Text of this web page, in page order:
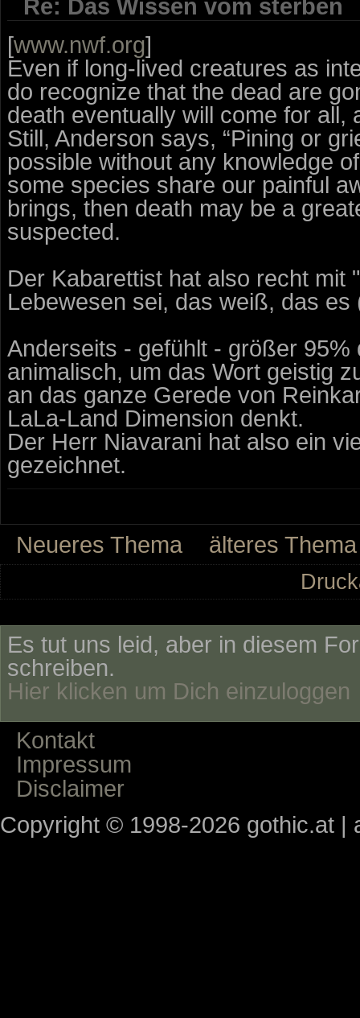
Re: Das Wissen vom sterben
[www.nwf.org]
Even if long-lived creatures as
do recognize that the dead are
death eventually will come for
Still, Anderson says, “Pining or
possible without any knowledge
some species share our painful
brings, then death may be a
suspected.
Der Kabarettist hat also recht mit
Lebewesen sei, das weiß, das
Anderseits - gefühlt - größer
animalisch, um das Wort geistig
an das ganze Gerede von
LaLa-Land Dimension denkt.
Der Herr Niavarani hat also ein
gezeichnet.
Neueres Thema älteres Thema
Es tut uns leid, aber in diesem
schreiben.
Hier klicken um Dich einzuloggen
Kontakt
Impressum
Disclaimer
Copyright © 1998-2026 gothic.at |